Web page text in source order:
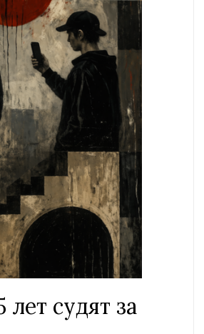
судят за